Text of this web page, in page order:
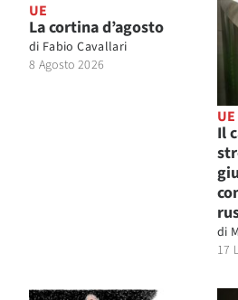
UE
La cortina d’agosto
di Fabio Cavallari
8 Agosto 2026
UE
Il
di
17